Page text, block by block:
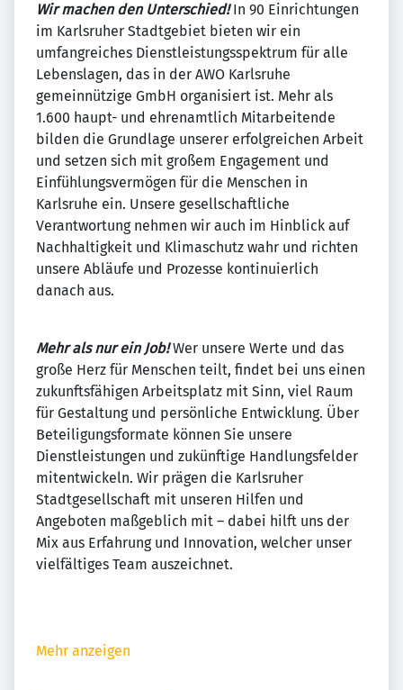
Wir machen den Unterschied!In 90 Einrichtungen
im Karlsruher Stadtgebiet bieten wir ein
umfangreiches Dienstleistungsspektrum für alle
Lebenslagen, das in der AWO Karlsruhe
gemeinnützige GmbH organisiert ist. Mehr als
1.600 haupt- und ehrenamtlich Mitarbeitende
bilden die Grundlage unserer erfolgreichen Arbeit
und setzen sich mit großem Engagement und
Einfühlungsvermögen für die Menschen in
Karlsruhe ein. Unsere gesellschaftliche
Verantwortung nehmen wir auch im Hinblick auf
Nachhaltigkeit und Klimaschutz wahr und richten
unsere Abläufe und Prozesse kontinuierlich
danach aus.
Mehr als nur ein Job!Wer unsere Werte und das
große Herz für Menschen teilt, findet bei uns einen
zukunftsfähigen Arbeitsplatz mit Sinn, viel Raum
für Gestaltung und persönliche Entwicklung. Über
Beteiligungsformate können Sie unsere
Dienstleistungen und zukünftige Handlungsfelder
mitentwickeln. Wir prägen die Karlsruher
Stadtgesellschaft mit unseren Hilfen und
Angeboten maßgeblich mit – dabei hilft uns der
Mix aus Erfahrung und Innovation, welcher unser
vielfältiges Team auszeichnet.
Mehr anzeigen